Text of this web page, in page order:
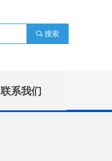
끠 搜索
联系我们